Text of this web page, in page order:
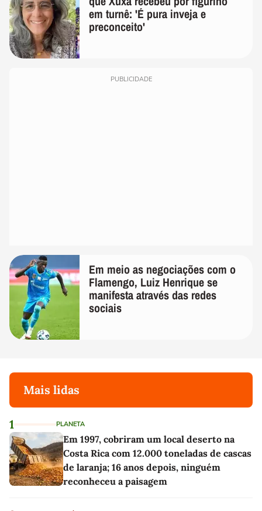
em turnê: 'É pura inveja e
preconceito'
PUBLICIDADE
Em meio as negociações com o
Flamengo, Luiz Henrique se
manifesta através das redes
sociais
Mais lidas
1 PLANETA
Em 1997, cobriram um local deserto na
Costa Rica com 12.000 toneladas de cascas
de laranja; 16 anos depois, ninguém
reconheceu a paisagem